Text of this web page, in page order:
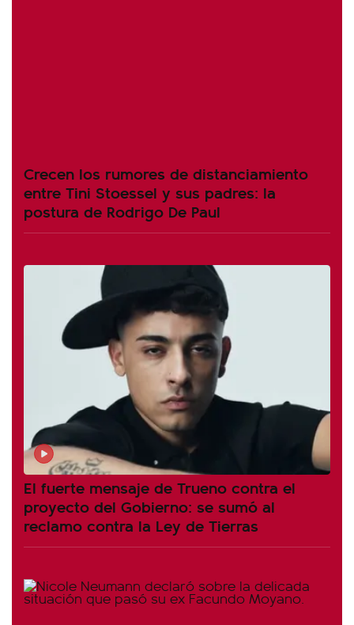
Crecen los rumores de distanciamiento
entre Tini Stoessel y sus padres: la
postura de Rodrigo De Paul
El fuerte mensaje de Trueno contra el
proyecto del Gobierno: se sumó al
reclamo contra la Ley de Tierras